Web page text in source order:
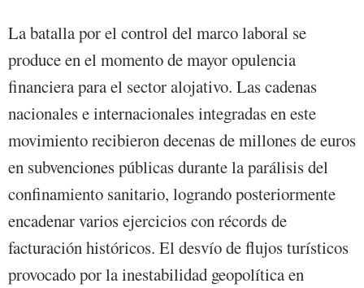
La batalla por el control del marco laboral se
produce en el momento de mayor opulencia
financiera para el sector alojativo. Las cadenas
nacionales e internacionales integradas en este
movimiento recibieron decenas de millones de euros
en subvenciones públicas durante la parálisis del
confinamiento sanitario, logrando posteriormente
encadenar varios ejercicios con récords de
facturación históricos. El desvío de flujos turísticos
provocado por la inestabilidad geopolítica en